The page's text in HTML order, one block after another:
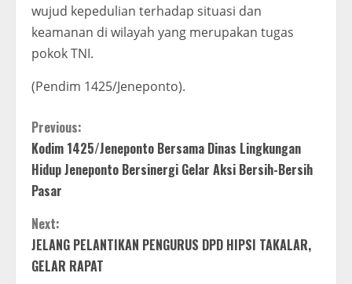
wujud kepedulian terhadap situasi dan
keamanan di wilayah yang merupakan tugas
pokok TNI.
(Pendim 1425/Jeneponto).
C
o
n
t
i
Previous:
Kodim 1425/Jeneponto Bersama Dinas Lingkungan
Hidup Jeneponto Bersinergi Gelar Aksi Bersih-Bersih
Pasar
Next:
JELANG PELANTIKAN PENGURUS DPD HIPSI TAKALAR,
GELAR RAPAT